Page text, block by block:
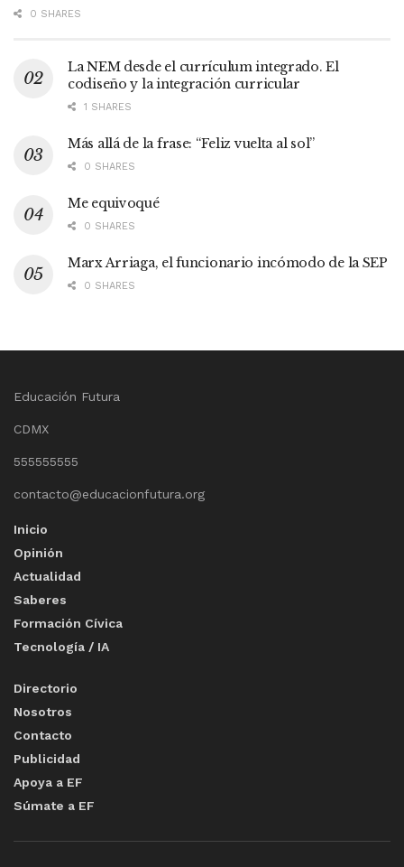
0 SHARES
La NEM desde el currículum integrado. El
codiseño y la integración curricular
1 SHARES
Más allá de la frase: “Feliz vuelta al sol”
0 SHARES
Me equivoqué
0 SHARES
Marx Arriaga, el funcionario incómodo de la SEP
0 SHARES
Educación Futura
CDMX
555555555
contacto@educacionfutura.org
Inicio
Opinión
Actualidad
Saberes
Formación Cívica
Tecnología / IA
Directorio
Nosotros
Contacto
Publicidad
Apoya a EF
Súmate a EF